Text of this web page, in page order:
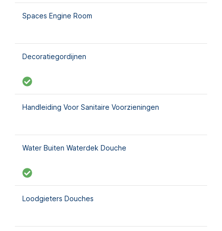
Spaces Engine Room
Decoratiegordijnen
Handleiding Voor Sanitaire Voorzieningen
Water Buiten Waterdek Douche
Loodgieters Douches